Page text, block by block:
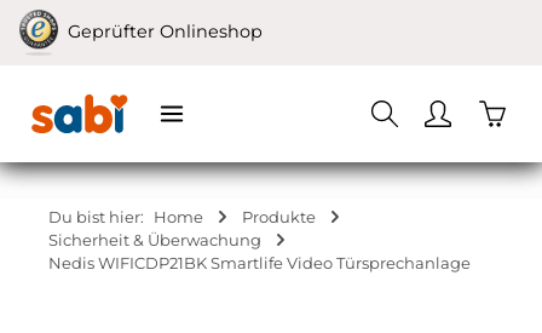
Zum Hauptinhalt springen
Geprüfter Onlineshop
Du bist hier: Home
Produkte
Sicherheit & Überwachung
Nedis WIFICDP21BK Smartlife Video Türsprechanlage